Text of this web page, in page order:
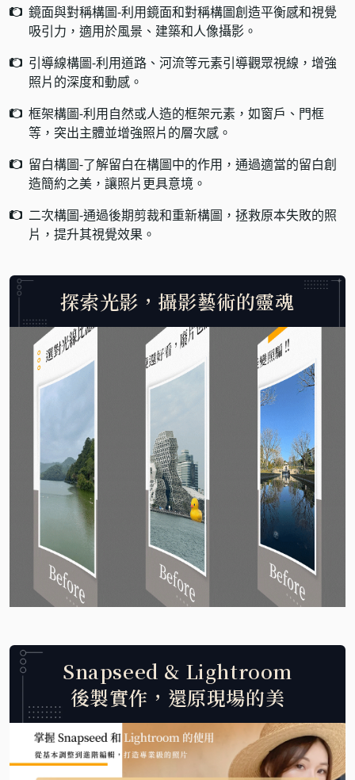
鏡面與對稱構圖-利用鏡面和對稱構圖創造平衡感和視覺
吸引力，適用於風景、建築和人像攝影。
引導線構圖-利用道路、河流等元素引導觀眾視線，增強
照片的深度和動感。
框架構圖-利用自然或人造的框架元素，如窗戶、門框
等，突出主體並增強照片的層次感。
留白構圖-了解留白在構圖中的作用，通過適當的留白創
造簡約之美，讓照片更具意境。
二次構圖-通過後期剪裁和重新構圖，拯救原本失敗的照
片，提升其視覺效果。
探索光影，攝影藝術的靈魂
Snapseed & Lightroom
後製實作，還原現場的美